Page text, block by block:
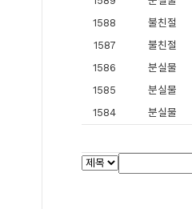
1588
불친절
1587
불친절
1586
분실물
1585
분실물
1584
분실물